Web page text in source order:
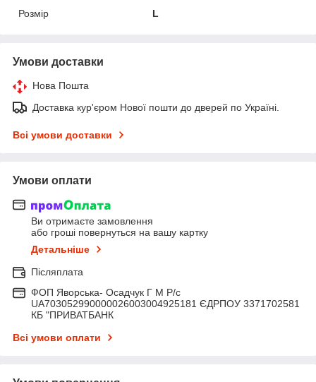
Розмір
L
Умови доставки
Нова Пошта
Доставка кур'єром Нової пошти до дверей по Україні.
Всі умови доставки
Умови оплати
Ви отримаєте замовлення
або гроші повернуться на вашу картку
Детальніше
Післяплата
ФОП Яворська- Осадчук Г М Р/c
UA703052990000026003004925181 ЄДРПОУ 3371702581
КБ "ПРИВАТБАНК
Всі умови оплати